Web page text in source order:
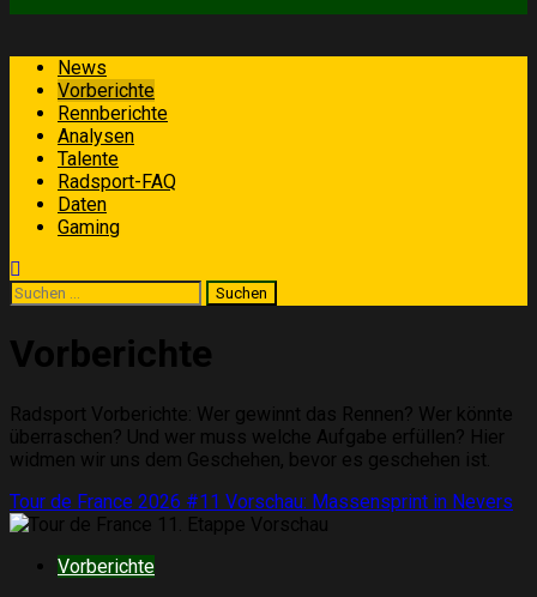
Primäres
Menü
News
Vorberichte
Rennberichte
Analysen
Talente
Radsport-FAQ
Daten
Gaming
Suchen
nach:
Vorberichte
Radsport Vorberichte: Wer gewinnt das Rennen? Wer könnte
überraschen? Und wer muss welche Aufgabe erfüllen? Hier
widmen wir uns dem Geschehen, bevor es geschehen ist.
Tour de France 2026 #11 Vorschau: Massensprint in Nevers
Vorberichte